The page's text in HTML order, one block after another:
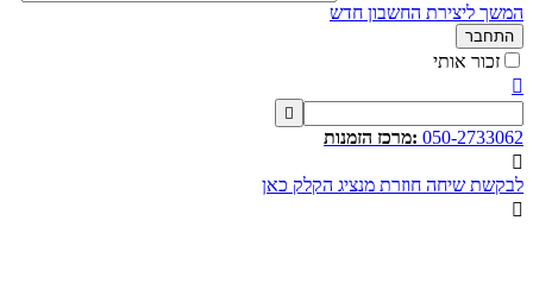
המשך ליצירת החשבון חדש
התחבר
זכור אותי


050-2733062 :מרכז הזמנות

לבקשת שיחה חוזרת מנציג הקלק כאן
